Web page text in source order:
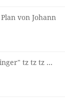
von Johann
tz tz tz ...